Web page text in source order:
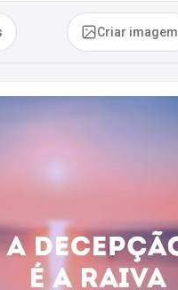
Criar imagem